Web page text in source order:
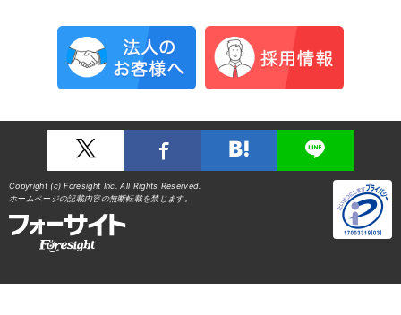
Copyright (c) Foresight Inc. All Rights Reserved.
ホームページの記載内容の無断転載を禁じます。